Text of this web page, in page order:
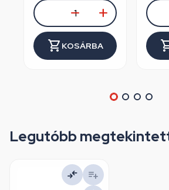
KOSÁRBA
Legutóbb